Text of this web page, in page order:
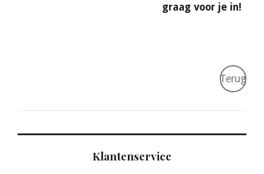
graag voor je in!
Terug
Klantenservice